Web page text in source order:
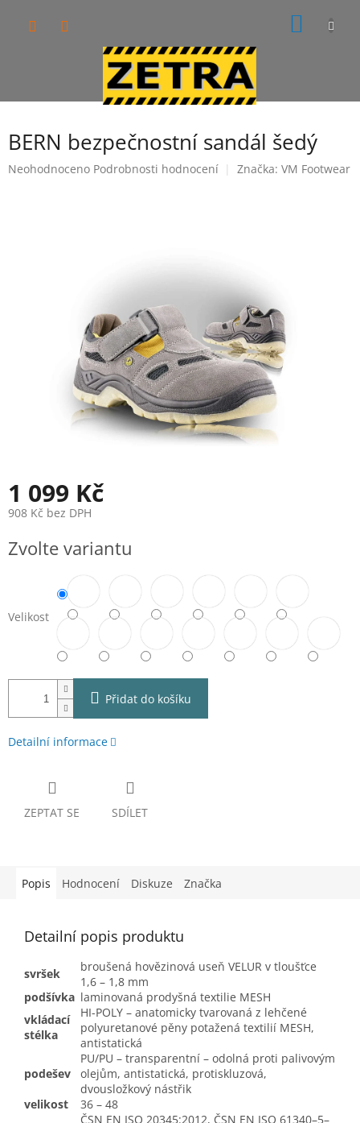
BERN bezpečnostní sandál šedý
Průměrné
Neohodnoceno Podrobnosti hodnocení Značka: VM Footwear
1 099 Kč
908 Kč bez DPH
cena:
Zvolte variantu
Velikost
Přidat do košíku
Detailní informace
ZEPTAT SE SDÍLET
Popis Hodnocení Diskuze Značka
Detailní popis produktu
svršek
broušená hovězinová useň VELUR v tloušťce
1,6 – 1,8 mm
podšívka laminovaná prodyšná textilie MESH
vkládací
stélka
HI-POLY – anatomicky tvarovaná z lehčené
polyuretanové pěny potažená textilií MESH,
antistatická
podešev
PU/PU – transparentní – odolná proti palivovým
olejům, antistatická, protiskluzová,
dvousložkový nástřik
velikost
36 – 48
ČSN EN ISO 20345:2012, ČSN EN ISO 61340–5–